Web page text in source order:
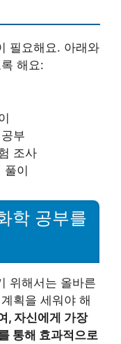
필요해요. 아래와
해요:
부
조사
풀이
학 공부를
위해서는 올바른
획을 세워야 해
, 자신에게 가장
통해 효과적으로